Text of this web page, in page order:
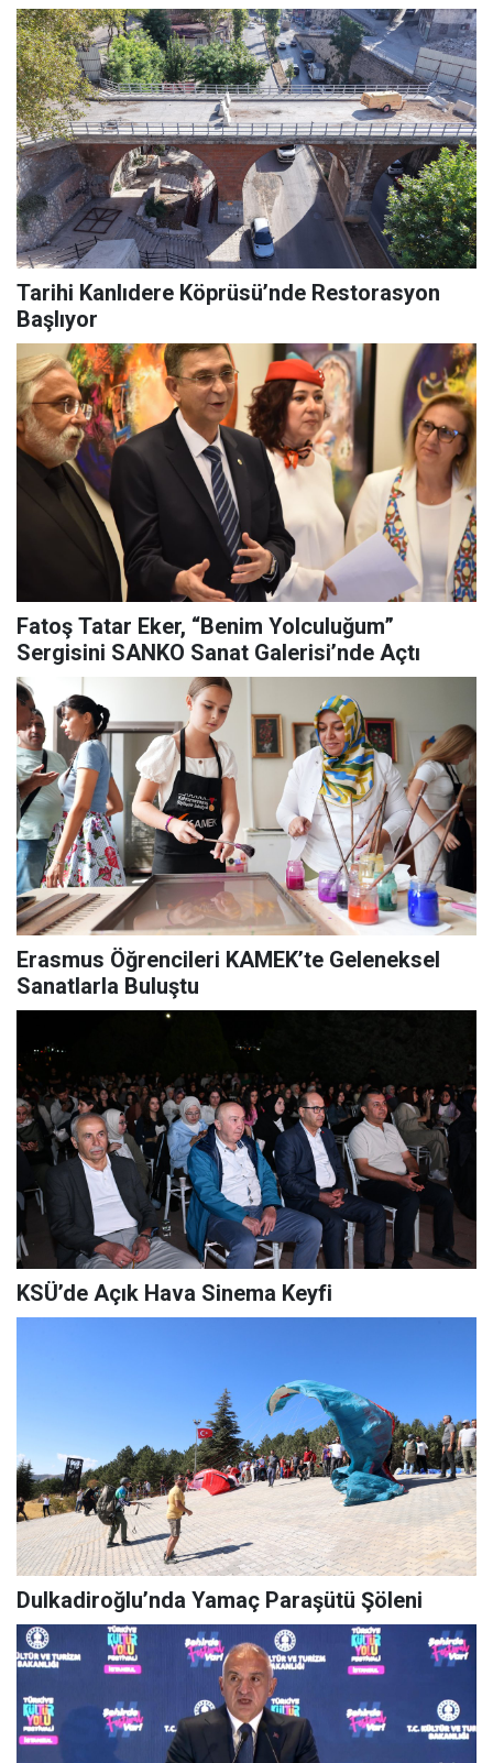
Tarihi Kanlıdere Köprüsü’nde Restorasyon
Başlıyor
Fatoş Tatar Eker, “Benim Yolculuğum”
Sergisini SANKO Sanat Galerisi’nde Açtı
Erasmus Öğrencileri KAMEK’te Geleneksel
Sanatlarla Buluştu
KSÜ’de Açık Hava Sinema Keyfi
Dulkadiroğlu’nda Yamaç Paraşütü Şöleni